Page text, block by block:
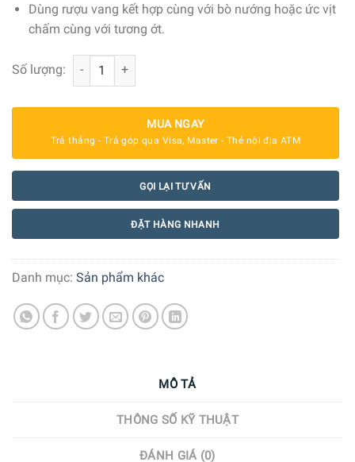
Dùng rượu vang kết hợp cùng với bò nướng hoặc ức vịt
chấm cùng với tương ớt.
Số lượng: Rượu Vang Đỏ Chateau De Luc Veredus Famille Fabre số
MUA NGAY
Trả thẳng - Trả góp qua Visa, Master - Thẻ nội địa ATM
GỌI LẠI TƯ VẤN
ĐẶT HÀNG NHANH
Danh mục: Sản phẩm khác
MÔ TẢ
THÔNG SỐ KỸ THUẬT
ĐÁNH GIÁ (0)